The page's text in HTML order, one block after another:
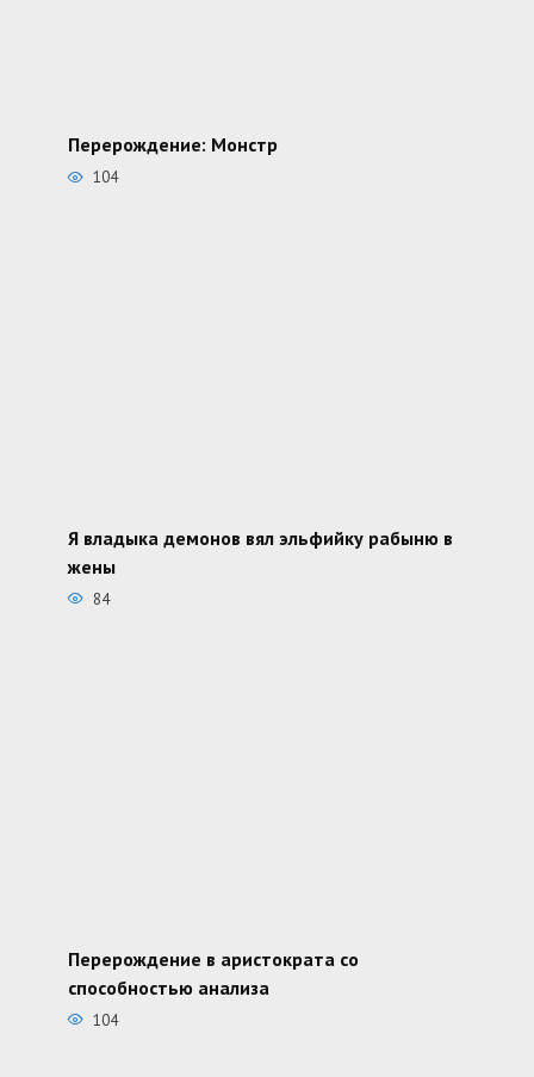
Перерождение: Монстр
104
Я владыка демонов вял эльфийку рабыню в
жены
84
Перерождение в аристократа со
способностью анализа
104